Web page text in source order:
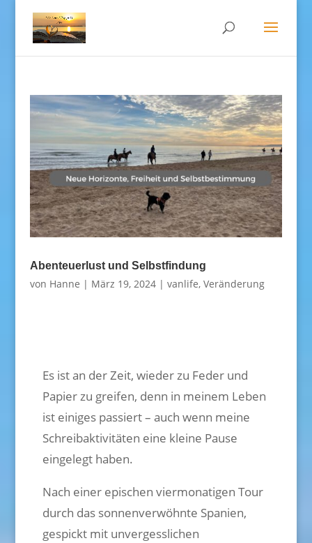
Abenteuerlust und Selbstfindung
von Hanne | März 19, 2024| vanlife, Veränderung
Es ist an der Zeit, wieder zu Feder und
Papier zu greifen, denn in meinem Leben
ist einiges passiert – auch wenn meine
Schreibaktivitäten eine kleine Pause
eingelegt haben.
Nach einer epischen viermonatigen Tour
durch das sonnenverwöhnte Spanien,
gespickt mit unvergesslichen